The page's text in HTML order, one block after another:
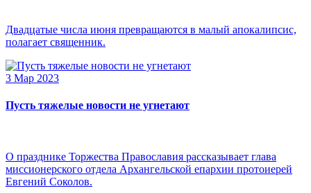
Двадцатые числа июня превращаются в малый апокалипсис,
полагает священник.
3 Мар 2023
Пусть тяжелые новости не угнетают
О празднике Торжества Православия рассказывает глава
миссионерского отдела Архангельской епархии протоиерей
Евгений Соколов.